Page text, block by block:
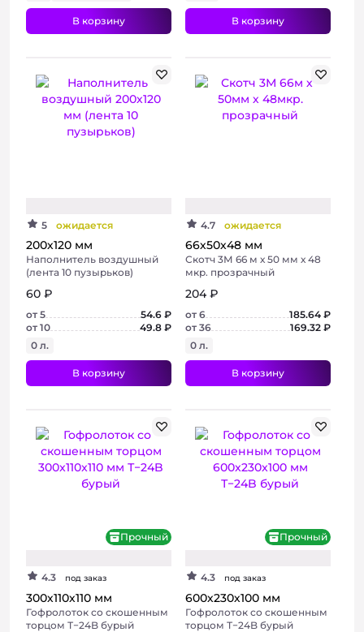
В корзину В корзину
5 ожидается
200х120 мм
Наполнитель воздушный
(лента 10 пузырьков)
60 ₽
от 5
54.6 ₽
от 10
49.8 ₽
0 л.
В корзину
4.7 ожидается
66х50х48 мм
Скотч 3М 66 м х 50 мм х 48
мкр. прозрачный
204 ₽
от 6
185.64 ₽
от 36
169.32 ₽
0 л.
В корзину
Прочный
4.3 под заказ
300х110х110 мм
Гофролоток со скошенным
торцом Т−24B бурый
Прочный
4.3 под заказ
600х230х100 мм
Гофролоток со скошенным
торцом Т−24B бурый